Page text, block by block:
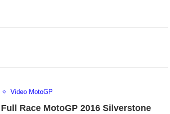
Video MotoGP
Race MotoGP 2016 Silverstone